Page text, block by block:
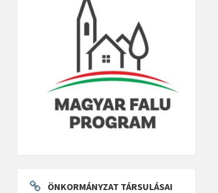
ÖNKORMÁNYZAT TÁRSULÁSAI